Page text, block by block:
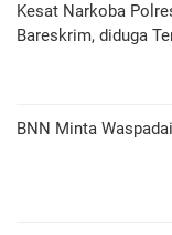
Kesat Narkoba
Bareskrim, diduga
BNN Minta